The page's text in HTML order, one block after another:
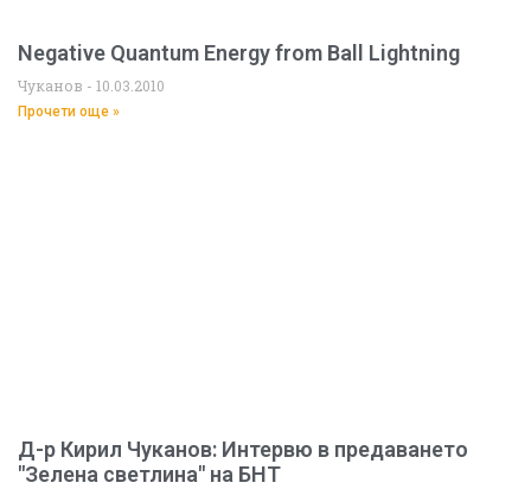
Negative Quantum Energy from Ball Lightning
Чуканов 10.03.2010
Прочети още »
Д-р Кирил Чуканов: Интервю в предаването
"Зелена светлина" на БНТ